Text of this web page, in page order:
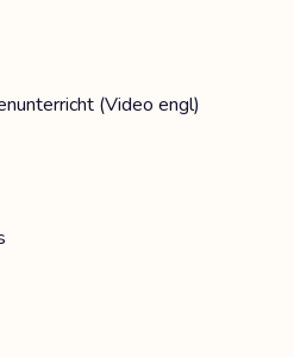
(Video engl)